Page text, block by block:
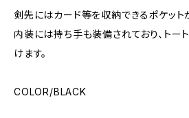
剣先にはカード等を収納できるポケット
内装には持ち手も装備されており、トー
けます。
COLOR/BLACK